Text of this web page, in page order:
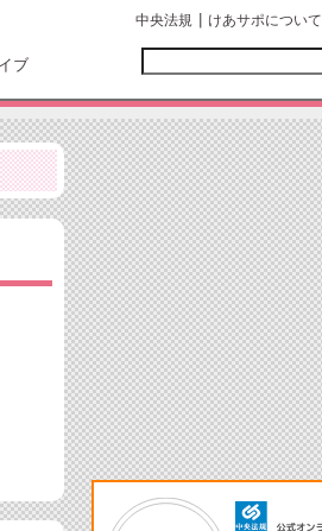
ブ
中央法規 けあサポについて